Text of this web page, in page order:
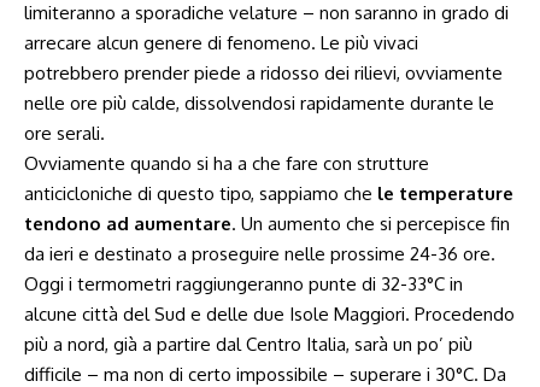
limiteranno a sporadiche velature – non saranno in grado di
arrecare alcun genere di fenomeno. Le più vivaci
potrebbero prender piede a ridosso dei rilievi, ovviamente
nelle ore più calde, dissolvendosi rapidamente durante le
ore serali.
Ovviamente quando si ha a che fare con strutture
anticicloniche di questo tipo, sappiamo che le temperature
tendono ad aumentare. Un aumento che si percepisce fin
da ieri e destinato a proseguire nelle prossime 24-36 ore.
Oggi i termometri raggiungeranno punte di 32-33°C in
alcune città del Sud e delle due Isole Maggiori. Procedendo
più a nord, già a partire dal Centro Italia, sarà un po’ più
difficile – ma non di certo impossibile – superare i 30°C. Da